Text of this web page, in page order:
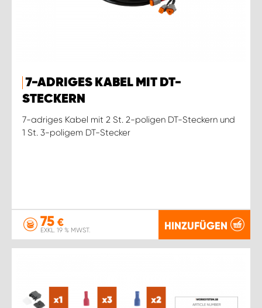
7-ADRIGES KABEL MIT DT-
STECKERN
7-adriges Kabel mit 2 St. 2-poligen DT-Steckern und
1 St. 3-poligem DT-Stecker
75 €
EXKL. 19 % MWST. HINZUFÜGEN